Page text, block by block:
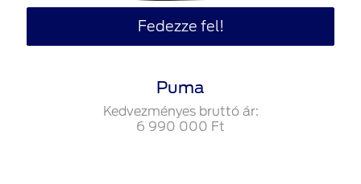
Fedezze fel!
Puma
Kedvezményes bruttó ár:
6‍ ‍990‍ ‍000 Ft